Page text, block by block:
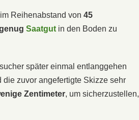
Reihenabstand von 45
Saatgut in den Boden zu
später einmal entlanggehen
die zuvor angefertigte Skizze sehr
Zentimeter, um sicherzustellen,